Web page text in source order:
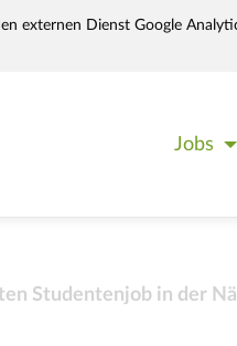
externen Dienst Google
Jobs
Studentenjob in der